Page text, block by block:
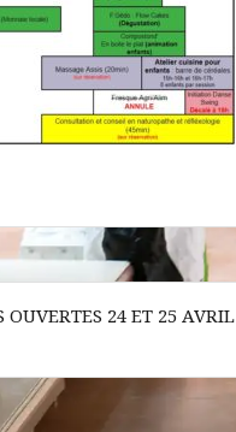
OUVERTES 24 ET 25 AVRIL